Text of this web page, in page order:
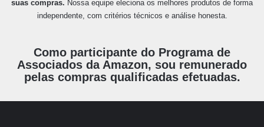
suas compras. Nossa equipe eleciona os melhores produtos de forma
independente, com critérios técnicos e análise honesta.
Como participante do Programa de
Associados da Amazon, sou remunerado
pelas compras qualificadas efetuadas.